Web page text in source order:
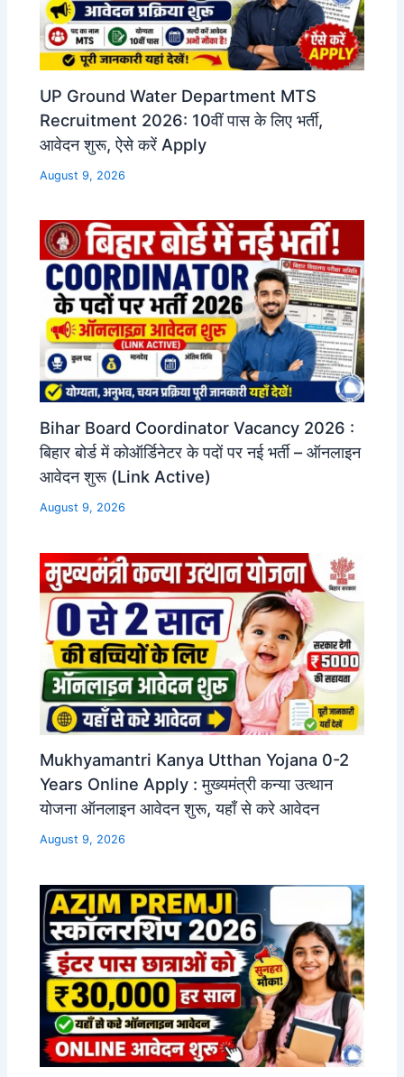
UP Ground Water Department MTS
Recruitment 2026: 10वीं पास के लिए भर्ती,
आवेदन शुरू, ऐसे करें Apply
August 9, 2026
Bihar Board Coordinator Vacancy 2026 :
बिहार बोर्ड में कोऑर्डिनेटर के पदों पर नई भर्ती – ऑनलाइन
आवेदन शुरू (Link Active)
August 9, 2026
Mukhyamantri Kanya Utthan Yojana 0-2
Years Online Apply : मुख्यमंत्री कन्या उत्थान
योजना ऑनलाइन आवेदन शुरू, यहाँ से करे आवेदन
August 9, 2026